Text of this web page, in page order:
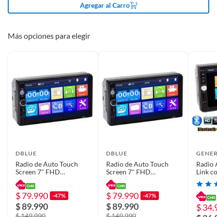
disponibilidad de
90 días
Dimensiones 18 cm x 10 cm
Requiere Serial
Number
No
Requiere IMEI No
Color Negro
Agregar al Carro
Más opciones para elegir
DBLUE
Radio de Auto Touch
Screen 7" FHD
Bluetooth / SD/ Usb /
Aux
$ 79.990 -47%
$ 89.990
DBLUE
Radio de Auto Touch
Screen 7" FHD
Bluetooth / SD/ Usb /
Aux
$ 79.990 -47%
$ 89.990
Radio
Link
Mp5
$